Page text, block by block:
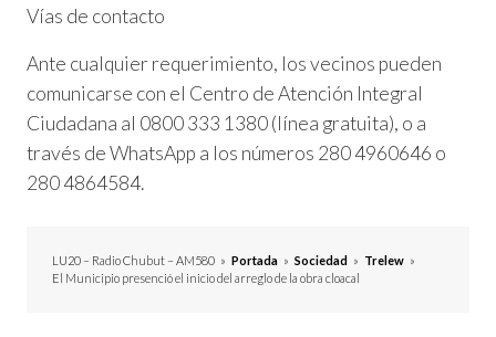
Vías de contacto
Ante cualquier requerimiento, los vecinos pueden
comunicarse con el Centro de Atención Integral
Ciudadana al 0800 333 1380 (línea gratuita), o a
través de WhatsApp a los números 280 4960646 o
280 4864584.
LU20 – Radio Chubut – AM580 » Portada » Sociedad » Trelew »
El Municipio presenció el inicio del arreglo de la obra cloacal